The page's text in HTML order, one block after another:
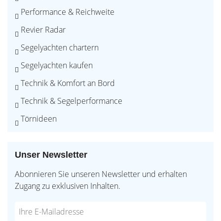
Performance & Reichweite
Revier Radar
Segelyachten chartern
Segelyachten kaufen
Technik & Komfort an Bord
Technik & Segelperformance
Törnideen
Unser Newsletter
Abonnieren Sie unseren Newsletter und erhalten
Zugang zu exklusiven Inhalten.
Do
*Ihre